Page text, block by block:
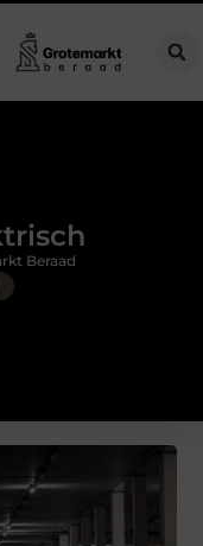
een rijschool in
Beraad